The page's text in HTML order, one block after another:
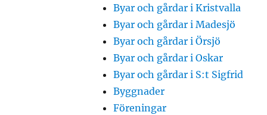
Byar och gårdar i Kristvalla
Byar och gårdar i Madesjö
Byar och gårdar i Örsjö
Byar och gårdar i Oskar
Byar och gårdar i S:t Sigfrid
Byggnader
Föreningar